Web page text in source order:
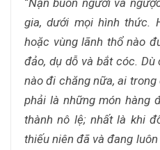
gia, dưới mọi hình thức.
hoặc vùng lãnh thổ nào
đảo, dụ dỗ và bắt cóc.
nào đi chăng nữa, ai
phải là những món hàng
thành nô lệ; nhất là khi
thiếu niên đã và đang